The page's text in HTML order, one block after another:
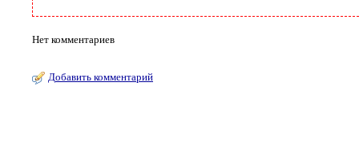
Нет комментариев
Добавить комментарий